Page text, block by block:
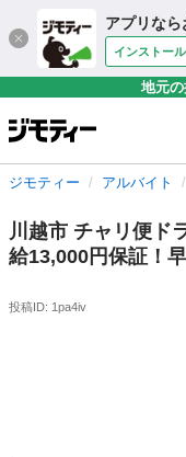
アプリなら
インストール
地元
ジモティー アルバイト
川越市 チャリ便ド
給13,000円保証！
投稿ID: 1pa4iv